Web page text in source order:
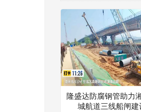
隆盛达防腐钢管助力
城航道三线船闸建